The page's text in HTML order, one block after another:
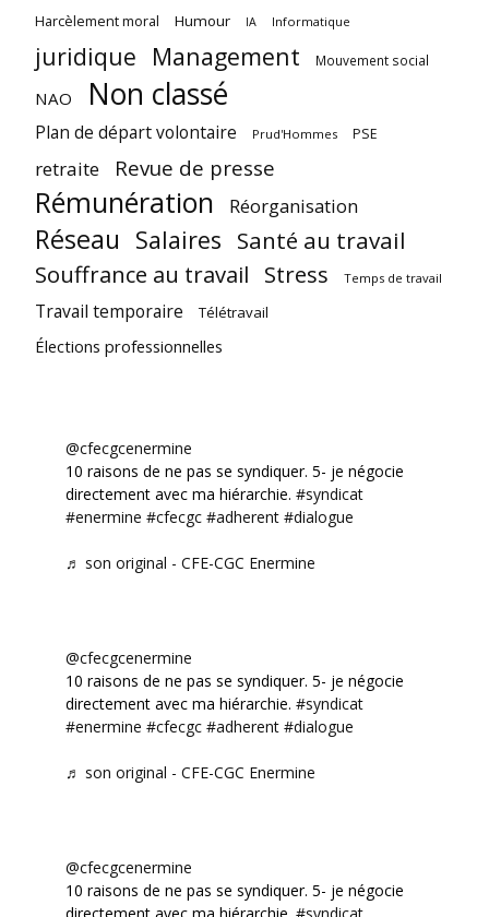
Harcèlement moral Humour IA Informatique
juridique Management Mouvement social
NAO Non classé
Plan de départ volontaire Prud'Hommes PSE
retraite Revue de presse
Rémunération Réorganisation
Réseau Salaires Santé au travail
Souffrance au travail Stress Temps de travail
Travail temporaire Télétravail
Élections professionnelles
@cfecgcenermine
10 raisons de ne pas se syndiquer. 5- je négocie
directement avec ma hiérarchie. #syndicat
#enermine #cfecgc #adherent #dialogue
♬ son original - CFE-CGC Enermine
@cfecgcenermine
10 raisons de ne pas se syndiquer. 5- je négocie
directement avec ma hiérarchie. #syndicat
#enermine #cfecgc #adherent #dialogue
♬ son original - CFE-CGC Enermine
@cfecgcenermine
10 raisons de ne pas se syndiquer. 5- je négocie